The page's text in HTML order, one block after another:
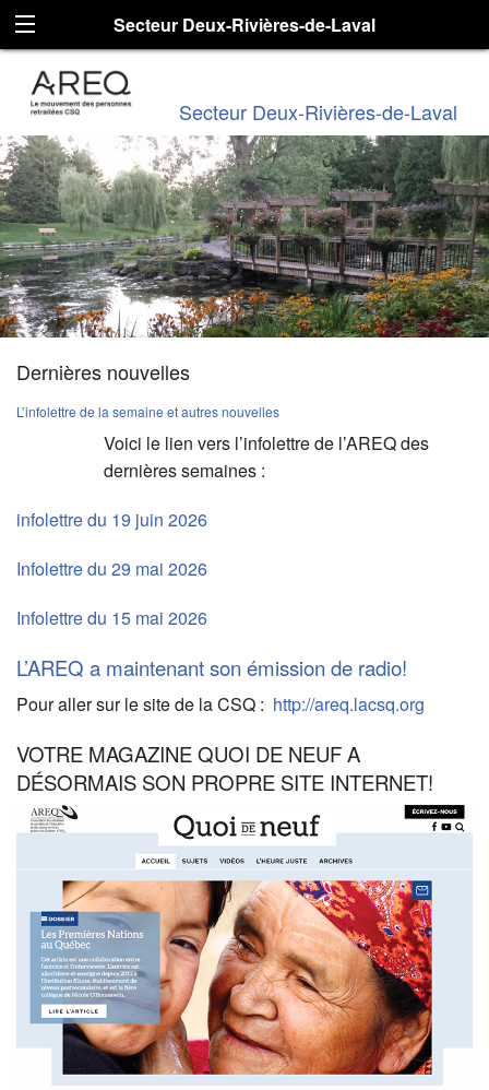
Secteur Deux-Rivières-de-Laval
Secteur Deux-Rivières-de-Laval
Dernières nouvelles
L’infolettre de la semaine et autres nouvelles
Voici le lien vers l’infolettre de l’AREQ des
dernières semaines :
infolettre du 19 juin 2026
Infolettre du 29 mai 2026
Infolettre du 15 mai 2026
L’AREQ a maintenant son émission de radio!
Pour aller sur le site de la CSQ : http://areq.lacsq.org
VOTRE MAGAZINE QUOI DE NEUF A
DÉSORMAIS SON PROPRE SITE INTERNET!